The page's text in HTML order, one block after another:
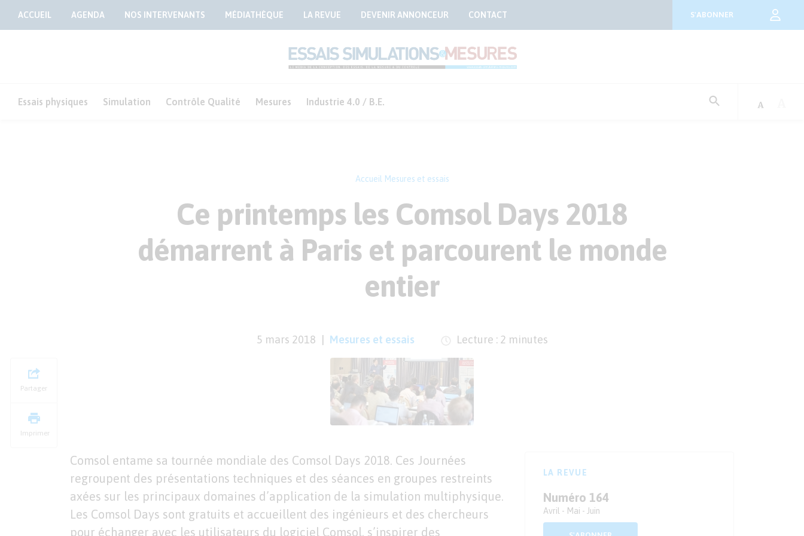
ACCUEIL AGENDA NOS INTERVENANTS MÉDIATHÈQUE LA REVUE DEVENIR ANNONCEUR CONTACT S'ABONNER
Essais physiques Simulation Contrôle Qualité Mesures Industrie 4.0 / B.E.
Accueil Mesures et essais
Ce printemps les Comsol Days 2018
démarrent à Paris et parcourent le monde
entier
5 mars 2018 Mesures et essais Lecture : 2 minutes
Partager
Imprimer
Comsol entame sa tournée mondiale des Comsol Days 2018. Ces Journées
regroupent des présentations techniques et des séances en groupes restreints
axées sur les principaux domaines d’application de la simulation multiphysique.
Les Comsol Days sont gratuits et accueillent des ingénieurs et des chercheurs
pour échanger avec les utilisateurs du logiciel Comsol, s’inspirer des
LA REVUE
Numéro 164
Avril - Mai - Juin